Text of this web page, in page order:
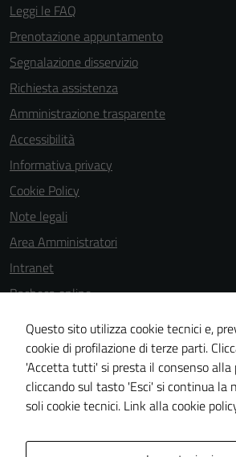
Leggi le FAQ
Prenotazione appuntamento
Segnalazione disservizio
Richiesta assistenza
Amministrazione trasparente
Accessibilità
Informativa privacy
Cookie Policy
Note legali
Area Amministratori
Intranet
Bacheca online
Dichiarazione di accessibilità
Dichiarazione di accessibilità e modalità di
conformità
Piano di miglioramento del sito
Questo sito utilizza cookie tecnici e,
cookie di profilazione di terze parti.
'Accetta tutti' si presta il consenso alla
cliccando sul tasto 'Esci' si continua la
soli cookie tecnici. Link alla cookie